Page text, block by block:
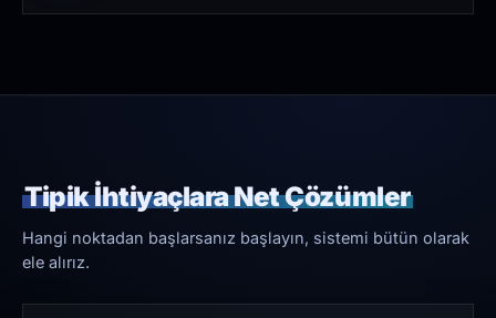
Tipik İhtiyaçlara Net Çözümler
Hangi noktadan başlarsanız başlayın, sistemi bütün olarak
ele alırız.